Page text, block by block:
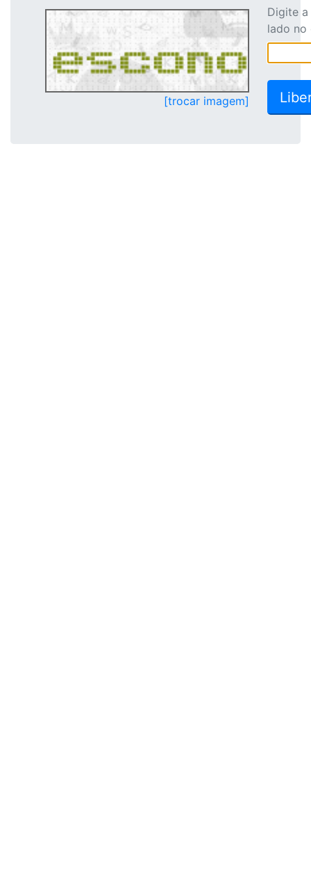
[trocar imagem]
Digite
lado no